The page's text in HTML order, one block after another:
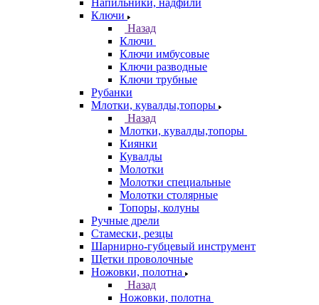
Напильники, надфили
Ключи
Назад
Ключи
Ключи имбусовые
Ключи разводные
Ключи трубные
Рубанки
Млотки, кувалды,топоры
Назад
Млотки, кувалды,топоры
Киянки
Кувалды
Молотки
Молотки специальные
Молотки столярные
Топоры, колуны
Ручные дрели
Стамески, резцы
Шарнирно-губцевый инструмент
Щетки проволочные
Ножовки, полотна
Назад
Ножовки, полотна